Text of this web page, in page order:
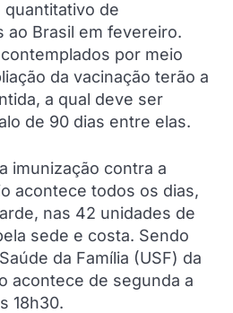
de
ao Brasil em fevereiro.
por meio
da vacinação terão a
a qual deve ser
de 90 dias entre elas.
imunização contra a
acontece todos os dias,
nas 42 unidades de
sede e costa. Sendo
da Família (USF) da
acontece de segunda a
18h30.